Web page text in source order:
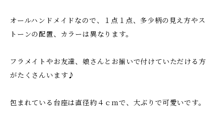
オールハンドメイドなので、１点１点、多少柄の見え方やス
トーンの配置、カラーは異なります。
フラメイトやお友達、娘さんとお揃いで付けていただける方
がたくさんいます♪
包まれている台座は直径約４ｃｍで、大ぶりで可愛いです。